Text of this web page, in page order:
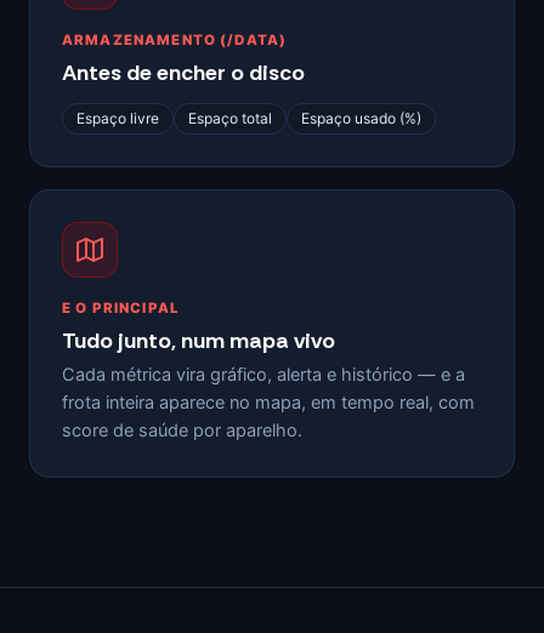
ARMAZENAMENTO (/DATA)
Antes de encher o disco
Espaço livre Espaço total Espaço usado (%)
E O PRINCIPAL
Tudo junto, num mapa vivo
Cada métrica vira gráfico, alerta e histórico — e a
frota inteira aparece no mapa, em tempo real, com
score de saúde por aparelho.